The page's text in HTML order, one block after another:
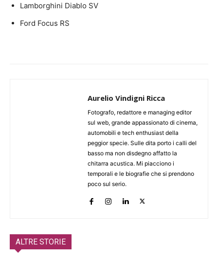
Lamborghini Diablo SV
Ford Focus RS
Aurelio Vindigni Ricca
Fotografo, redattore e managing editor
sul web, grande appassionato di cinema,
automobili e tech enthusiast della
peggior specie. Sulle dita porto i calli del
basso ma non disdegno affatto la
chitarra acustica. Mi piacciono i
temporali e le biografie che si prendono
poco sul serio.
ALTRE STORIE